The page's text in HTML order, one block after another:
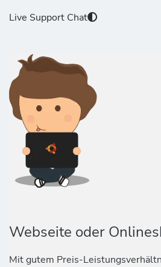
Live Support Chat
Webseite oder
Mit gutem Preis-